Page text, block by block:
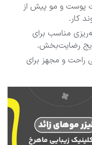
پوست و مو پیش از
کار.
مناسب برای
رضایت‌بخش.
راحت و مجهز برای